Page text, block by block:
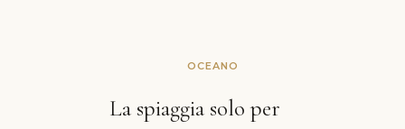
OCEANO
La spiaggia solo per